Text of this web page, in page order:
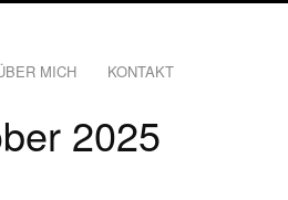
MICH KONTAKT
2025